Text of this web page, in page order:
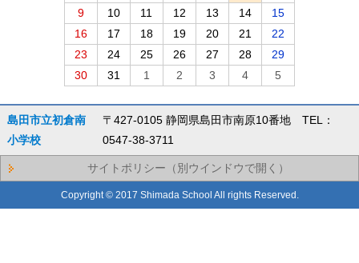
9
10 11 12 13 14
15
16
17 18 19 20 21
22
23
24 25 26 27 28
29
30
31 1 2 3 4 5
島田市立初倉南
小学校
〒427-0105 静岡県島田市南原10番地 TEL：
0547-38-3711
サイトポリシー（別ウインドウで開く）
Copyright © 2017 Shimada School All rights Reserved.